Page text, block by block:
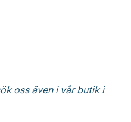
oss även i vår butik i